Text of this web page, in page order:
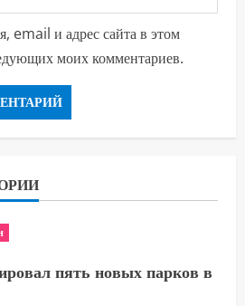
email и адрес сайта в этом
моих комментариев.
пять новых парков в